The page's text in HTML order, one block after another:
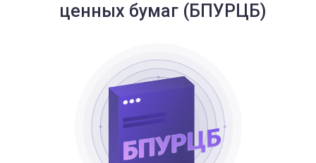
ценных бумаг (БПУРЦБ)